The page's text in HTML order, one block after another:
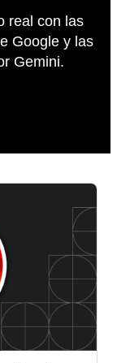
real con las
Google y las
Gemini.